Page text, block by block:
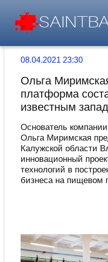
08.04.2021 23:30
Ольга
платформа
известным
Основатель
Ольга Миримская
Калужской области
инновационный
технологий в
бизнеса на пищевом